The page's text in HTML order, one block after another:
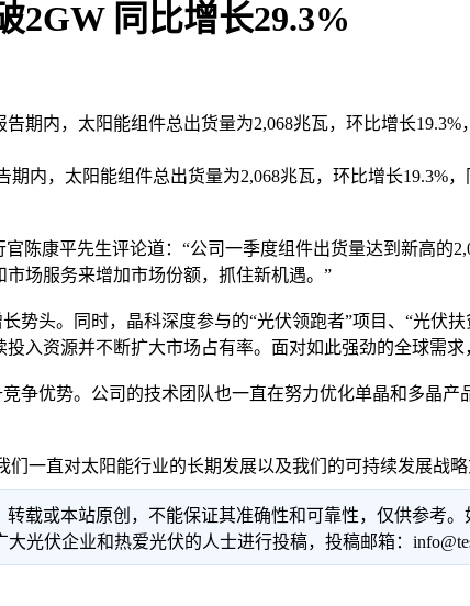
2GW 同比增长29.3%
期内，太阳能组件总出货量为2,068兆瓦，环比增长19.3%
，太阳能组件总出货量为2,068兆瓦，环比增长19.3%，
康平先生评论道：“公司一季度组件出货量达到新高的
场服务来增加市场份额，抓住新机遇。”
头。同时，晶科深度参与的“光伏领跑者”项目、“光伏
资源并不断扩大市场占有率。面对如此强劲的全球需求
优势。公司的技术团队也一直在努力优化单晶和多晶产
直对太阳能行业的长期发展以及我们的可持续发展战略
载或本站原创，不能保证其准确性和可靠性，仅供参考
伏企业和热爱光伏的人士进行投稿，投稿邮箱：